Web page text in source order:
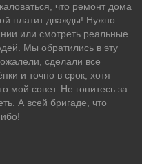
что ремонт дома
платит дважды! Нужно
или смотреть реальные
Мы обратились в эту
сделали все
и точно в срок, хотя
мой совет. Не гонитесь за
А всей бригаде, что